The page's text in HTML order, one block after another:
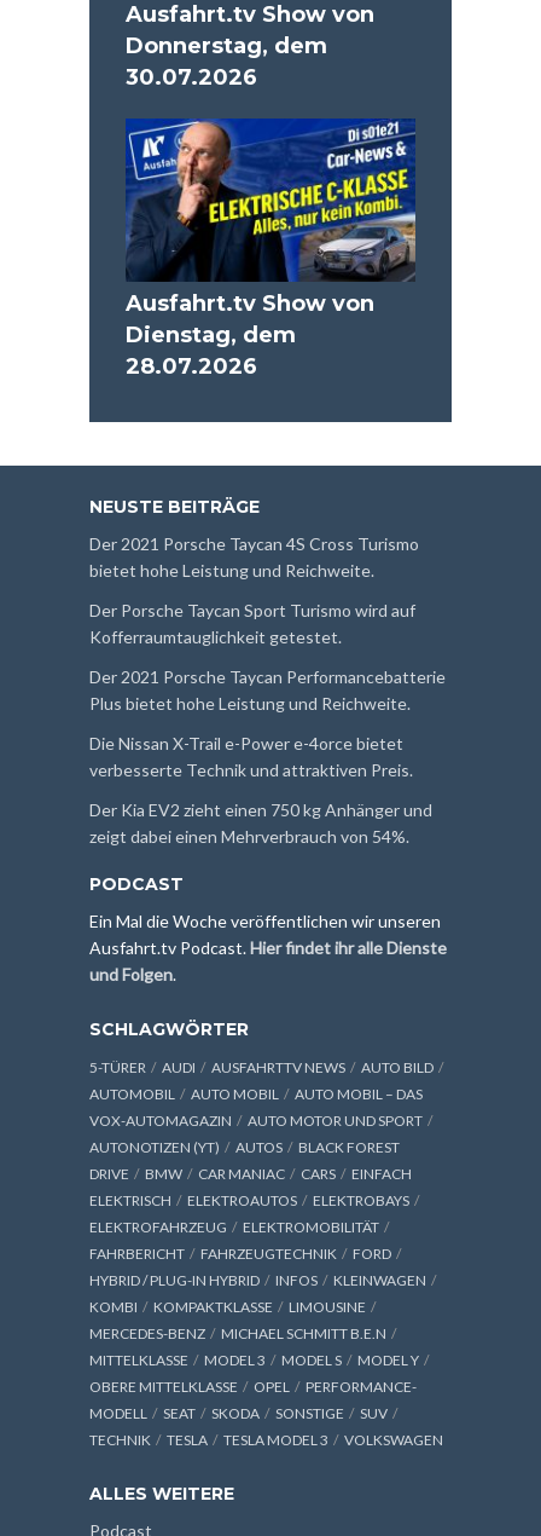
Ausfahrt.tv Show von
Donnerstag, dem
30.07.2026
Ausfahrt.tv Show von
Dienstag, dem
28.07.2026
NEUSTE BEITRÄGE
Der 2021 Porsche Taycan 4S Cross Turismo
bietet hohe Leistung und Reichweite.
Der Porsche Taycan Sport Turismo wird auf
Kofferraumtauglichkeit getestet.
Der 2021 Porsche Taycan Performancebatterie
Plus bietet hohe Leistung und Reichweite.
Die Nissan X-Trail e-Power e-4orce bietet
verbesserte Technik und attraktiven Preis.
Der Kia EV2 zieht einen 750 kg Anhänger und
zeigt dabei einen Mehrverbrauch von 54%.
PODCAST
Ein Mal die Woche veröffentlichen wir unseren
Ausfahrt.tv Podcast.Hier findet ihr alle Dienste
und Folgen.
SCHLAGWÖRTER
5-TÜRER AUDI AUSFAHRTTV NEWS
AUTO BILD
AUTOMOBIL
AUTO MOBIL
AUTO MOBIL – DAS
VOX-AUTOMAGAZIN
AUTO MOTOR UND SPORT
AUTONOTIZEN (YT)
AUTOS
BLACK FOREST
DRIVE
BMW CAR MANIAC CARS
EINFACH
ELEKTRISCH
ELEKTROAUTOS
ELEKTROBAYS
ELEKTROFAHRZEUG
ELEKTROMOBILITÄT
FAHRBERICHT
FAHRZEUGTECHNIK
FORD
HYBRID / PLUG-IN HYBRID
INFOS
KLEINWAGEN
KOMBI
KOMPAKTKLASSE
LIMOUSINE
MERCEDES-BENZ
MICHAEL SCHMITT B.E.N
MITTELKLASSE
MODEL 3 MODEL S
MODEL Y
OBERE MITTELKLASSE
OPEL
PERFORMANCE-
MODELL
SEAT SKODA SONSTIGE
SUV
TECHNIK
TESLA TESLA MODEL 3 VOLKSWAGEN
ALLES WEITERE
Podcast